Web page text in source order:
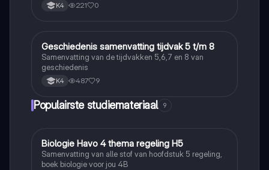
K4 221 0
Geschiedenis
Geschiedenis samenvatting tijdvak 5 t/m 8
Samenvatting van de tijdvakken 5,6,7 en 8 van
geschiedenis
K4 487 9
Populairste studiemateriaal 9
Biologie
Biologie Havo 4 thema regeling H5
Samenvatting van alle stof van hoofdstuk 5 regeling,
boek biologie voor jou 4B